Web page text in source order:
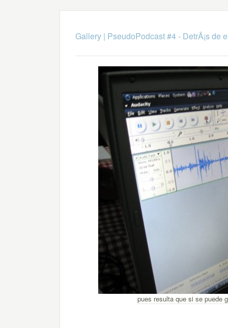
Gallery| PseudoPodcast #4 - DetrÃ¡s de
pues resulta que si se puede